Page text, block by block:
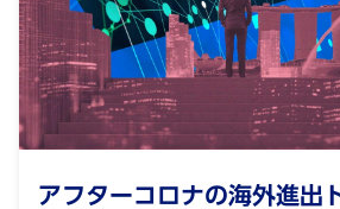
アフターコロナの海外進出